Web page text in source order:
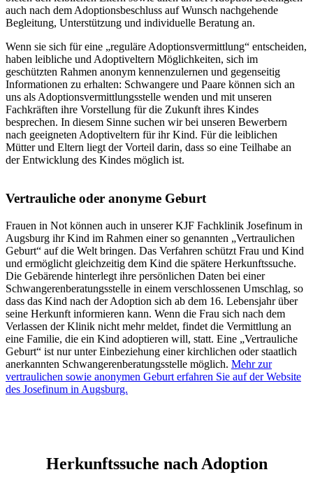
auch nach dem Adoptionsbeschluss auf Wunsch nachgehende
Begleitung, Unterstützung und individuelle Beratung an.
Wenn sie sich für eine „reguläre Adoptionsvermittlung“ entscheiden,
haben leibliche und Adoptiveltern Möglichkeiten, sich im
geschützten Rahmen anonym kennenzulernen und gegenseitig
Informationen zu erhalten: Schwangere und Paare können sich an
uns als Adoptionsvermittlungsstelle wenden und mit unseren
Fachkräften ihre Vorstellung für die Zukunft ihres Kindes
besprechen. In diesem Sinne suchen wir bei unseren Bewerbern
nach geeigneten Adoptiveltern für ihr Kind. Für die leiblichen
Mütter und Eltern liegt der Vorteil darin, dass so eine Teilhabe an
der Entwicklung des Kindes möglich ist.
Vertrauliche oder anonyme Geburt
Frauen in Not können auch in unserer KJF Fachklinik Josefinum in
Augsburg ihr Kind im Rahmen einer so genannten „Vertraulichen
Geburt“ auf die Welt bringen. Das Verfahren schützt Frau und Kind
und ermöglicht gleichzeitig dem Kind die spätere Herkunftssuche.
Die Gebärende hinterlegt ihre persönlichen Daten bei einer
Schwangerenberatungsstelle in einem verschlossenen Umschlag, so
dass das Kind nach der Adoption sich ab dem 16. Lebensjahr über
seine Herkunft informieren kann. Wenn die Frau sich nach dem
Verlassen der Klinik nicht mehr meldet, findet die Vermittlung an
eine Familie, die ein Kind adoptieren will, statt. Eine „Vertrauliche
Geburt“ ist nur unter Einbeziehung einer kirchlichen oder staatlich
anerkannten Schwangerenberatungsstelle möglich. Mehr zur
vertraulichen sowie anonymen Geburt erfahren Sie auf der Website
des Josefinum in Augsburg.
Herkunftssuche nach Adoption